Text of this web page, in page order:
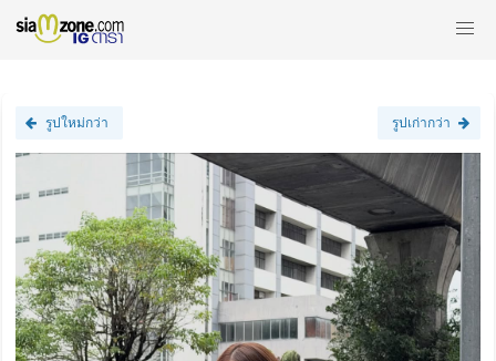
รูปใหม่กว่า รูปเก่ากว่า